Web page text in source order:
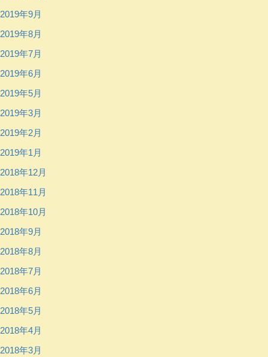
2019年9月
2019年8月
2019年7月
2019年6月
2019年5月
2019年3月
2019年2月
2019年1月
2018年12月
2018年11月
2018年10月
2018年9月
2018年8月
2018年7月
2018年6月
2018年5月
2018年4月
2018年3月